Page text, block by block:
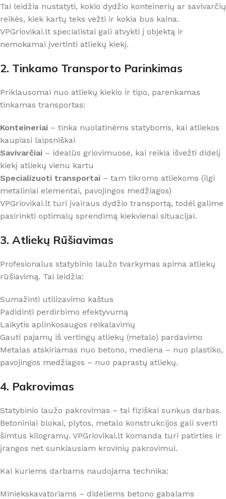
Tai leidžia nustatyti, kokio dydžio konteinerių ar savivarčių
reikės, kiek kartų teks vežti ir kokia bus kaina.
VPGriovikai.lt specialistai gali atvykti į objektą ir
nemokamai įvertinti atliekų kiekį.
2. Tinkamo Transporto Parinkimas
Priklausomai nuo atliekų kiekio ir tipo, parenkamas
tinkamas transportas:
Konteineriai – tinka nuolatinėms statyboms, kai atliekos
kaupiasi laipsniškai
Savivarčiai – idealūs griovimuose, kai reikia išvežti didelį
kiekį atliekų vienu kartu
Specializuoti transportai – tam tikroms atliekoms (ilgi
metaliniai elementai, pavojingos medžiagos)
VPGriovikai.lt turi įvairaus dydžio transportą, todėl galime
pasirinkti optimalų sprendimą kiekvienai situacijai.
3. Atliekų Rūšiavimas
Profesionalus statybinio laužo tvarkymas apima atliekų
rūšiavimą. Tai leidžia:
Sumažinti utilizavimo kaštus
Padidinti perdirbimo efektyvumą
Laikytis aplinkosaugos reikalavimų
Gauti pajamų iš vertingų atliekų (metalo) pardavimo
Metalas atskiriamas nuo betono, mediena – nuo plastiko,
pavojingos medžiagos – nuo paprastų atliekų.
4. Pakrovimas
Statybinio laužo pakrovimas – tai fiziškai sunkus darbas.
Betoniniai blokai, plytos, metalo konstrukcijos gali sverti
šimtus kilogramų. VPGriovikai.lt komanda turi patirties ir
įrangos net sunkiausiam krovinių pakrovimui.
Kai kuriems darbams naudojama technika:
Miniekskavatoriams – dideliems betono gabalams